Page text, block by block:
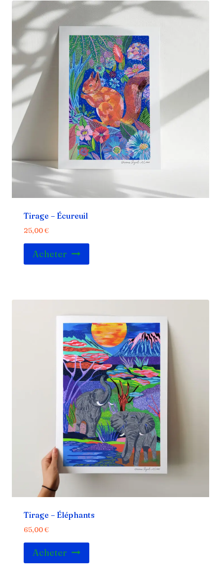
Tirage – Écureuil
25,00€
Acheter
Tirage – Éléphants
65,00€
Acheter